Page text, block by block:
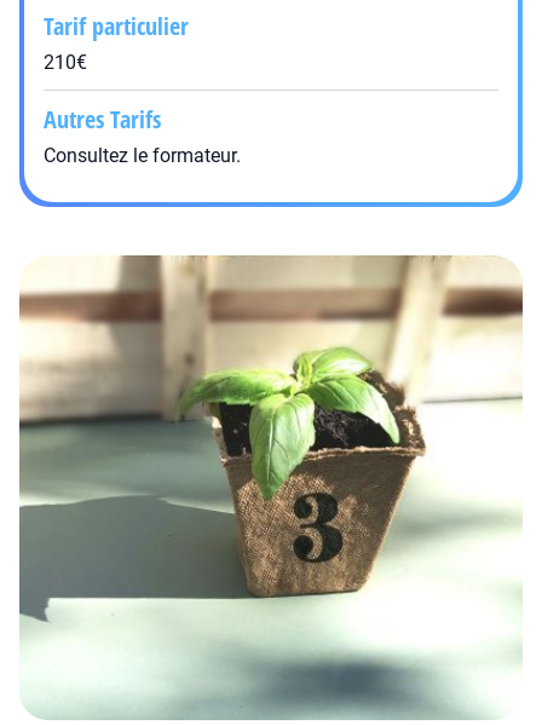
Tarif particulier
210€
Autres Tarifs
Consultez le formateur.